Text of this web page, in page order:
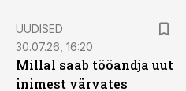
UUDISED
30.07.26, 16:20
Millal saab tööandja uut
inimest värvates